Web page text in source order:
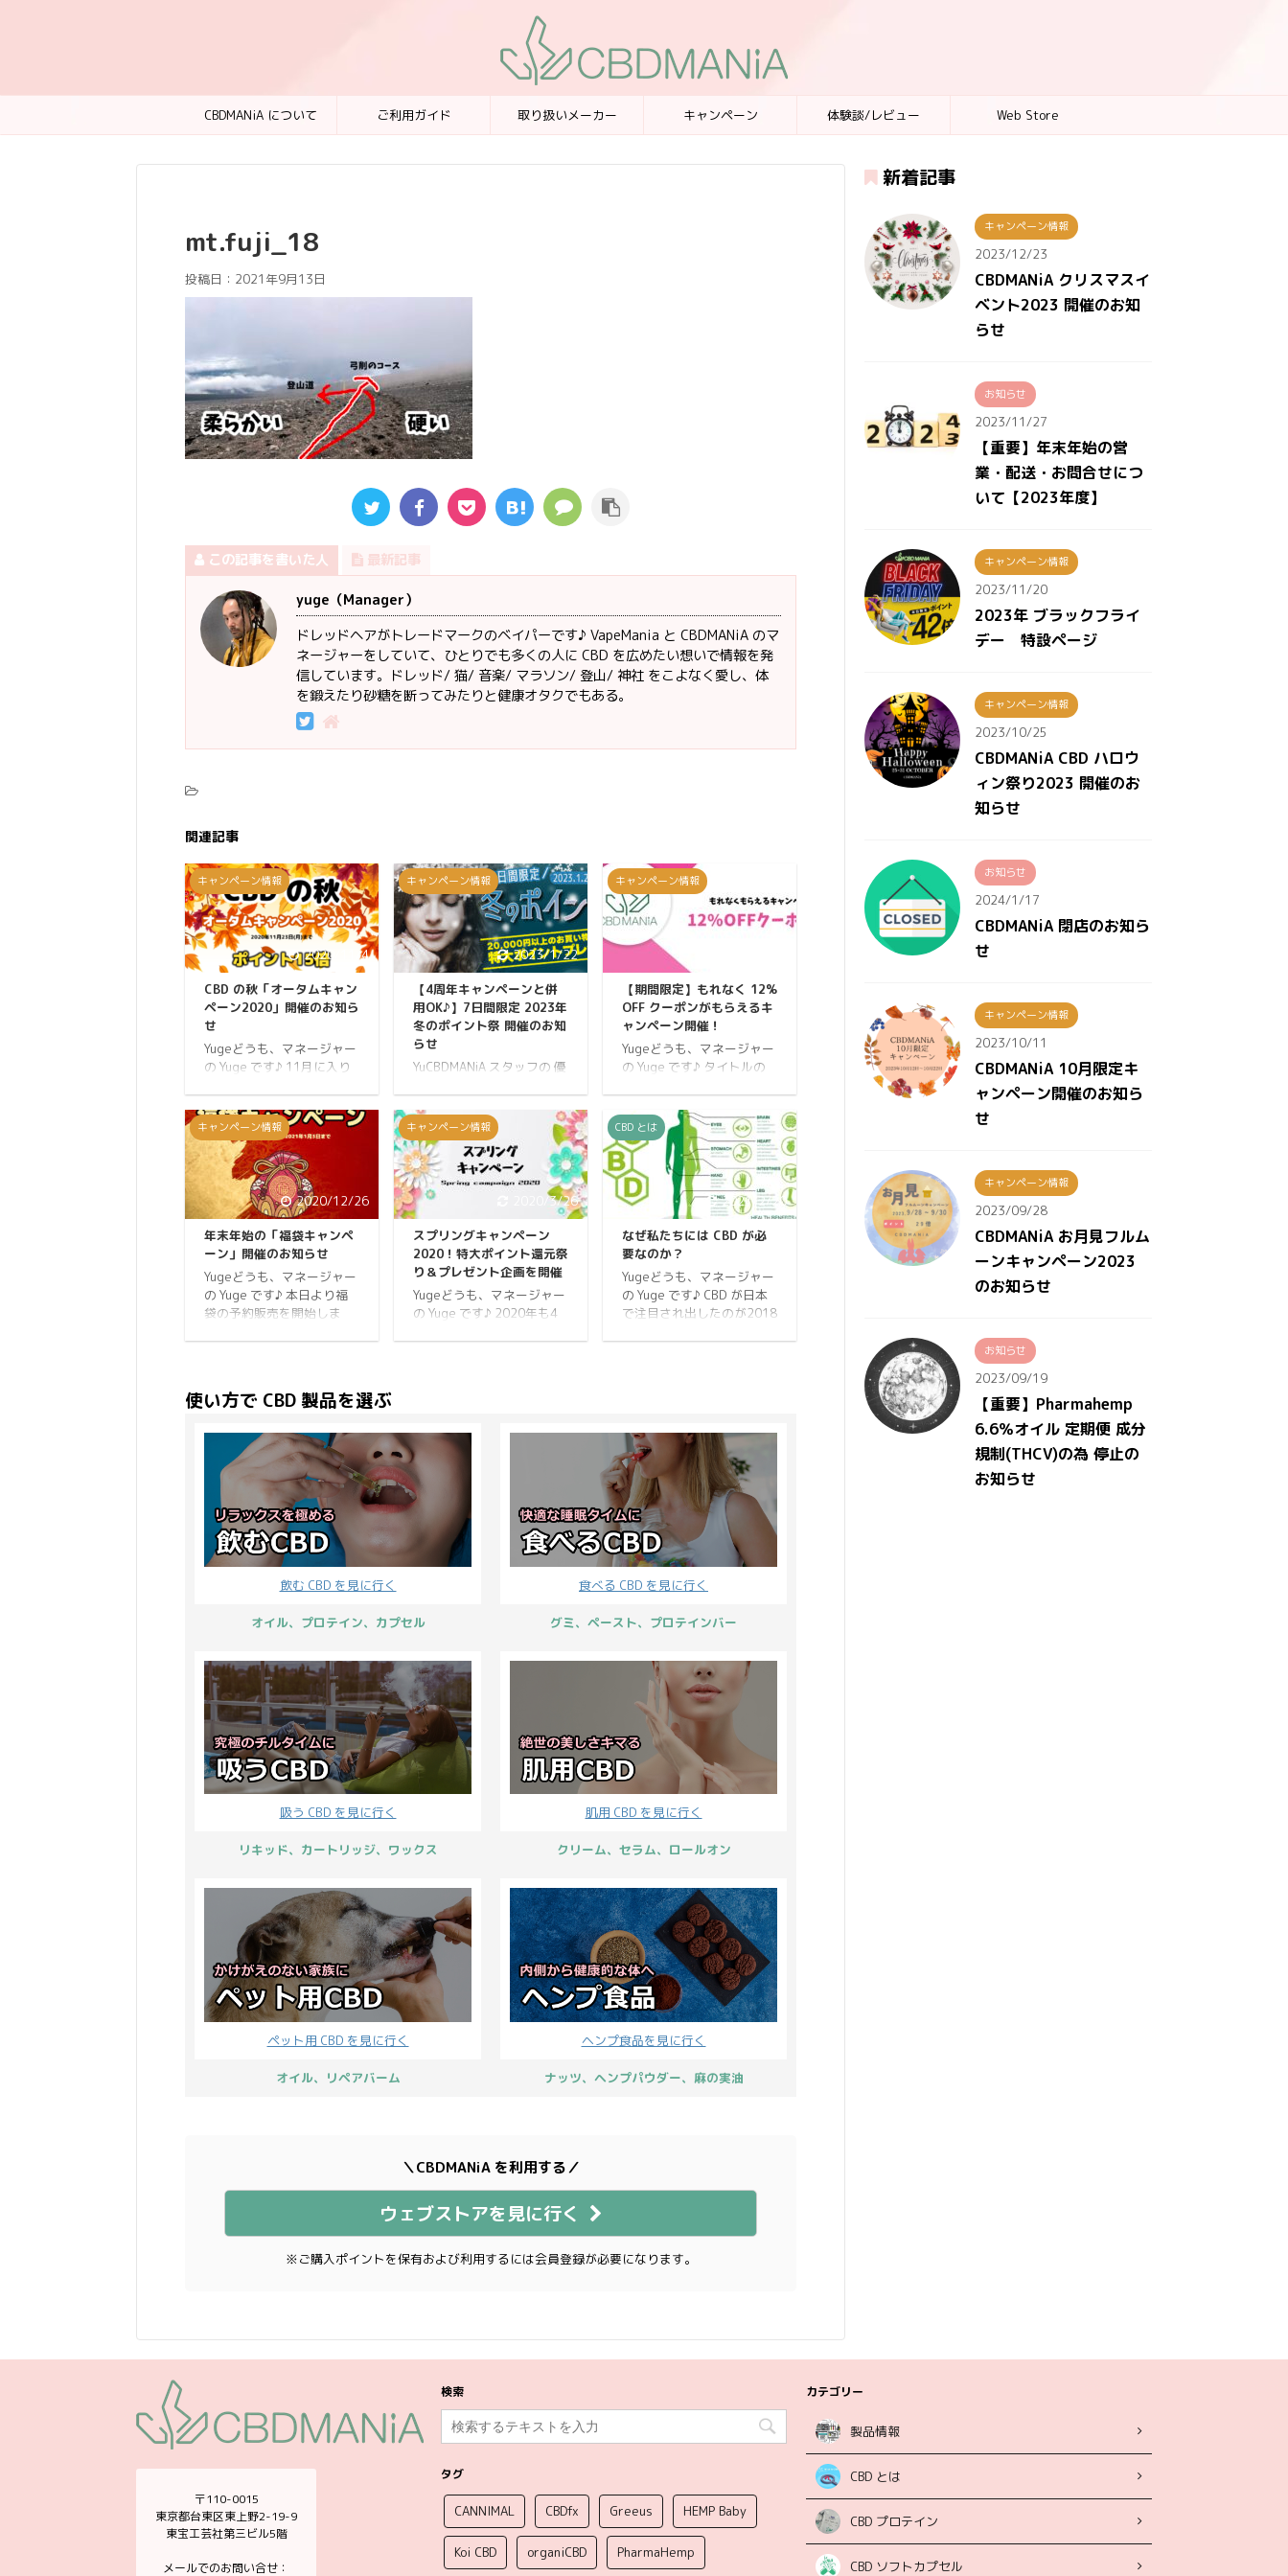
CBDMANiA について ご利用ガイド 取り扱いメーカー キャンペーン 体験談/レビュー Web Store
mt.fuji_18
投稿日： 2021年9月13日
この記事を書いた人 最新記事
yuge（Manager）
ドレッドヘアがトレードマークのベイパーです♪ VapeMania と CBDMANiA のマ
ネージャーをしていて、ひとりでも多くの人に CBD を広めたい想いで情報を発
信しています。ドレッド/ 猫/ 音楽/ マラソン/ 登山/ 神社 をこよなく愛し、体
を鍛えたり砂糖を断ってみたりと健康オタクでもある。
関連記事
キャンペーン情報
2020/11/4
CBD の秋「オータムキャン
ペーン2020」開催のお知ら
せ
Yugeどうも、マネージャー
の Yuge です♪ 11月に入り
晴れた日の日中だけで、日
が暮れると風の冷たさが際
立つようになりました。 東
京では3年ぶりに木枯らし1
号が吹いたと発表され、空
気もだいぶ乾燥してきたの
で外にいても屋内にいても
ツラいです。 そんなときに
CBD セラムがあなたの肌を
守ってくれます。 そこで
CBDMANiA では「CBD の
秋」と銘打ってオータムキ
ャンペーン2020を開催！
キャンペーン情報
2023/1/22
【4周年キャンペーンと併
用OK♪】7日間限定 2023年
冬のポイント祭 開催のお知
らせ
YuCBDMANiA スタッフの 優
が厳しくなる大寒（だいか
ん）の時期に、とっても嬉
しい 7日間限定！2023年冬
のポイント祭を開催いたし
ます♪ このポイント祭は、
現在開催している
CBDMANiA 4周年記念 第2
弾キャンペーンと併用する
ことができます！ まずは4
周年記念 第2弾キャンペー
ンの内容をざっとご確認く
ださい。 このブログの通
り、2023年1月31日まで
キャンペーン情報
【期間限定】もれなく 12%
OFF クーポンがもらえるキ
ャンペーン開催！
Yugeどうも、マネージャー
の Yuge です♪ タイトルの
げます。 無条件で 12%
OFF となるクーポンの配布
は CBDMANiA 史上初！ あ
なたのお好きなタイミング
で CBDMANiA の全商品が
12% OFF でご購入いただけ
ますよ。 それでは開催概要
を説明いたします。 開催概
要 開催期間 2019年11月1
日(金)12:00から11月30日
(土)00:00まで。 ※開催期
間内での決済完了が対象と
なります。 ※銀行振込は開
キャンペーン情報
2020/12/26
年末年始の「福袋キャンペ
ーン」開催のお知らせ
Yugeどうも、マネージャー
の Yuge です♪ 本日より福
袋の予約販売を開始しま
の詳細をお伝えします。 開
12月26日(土)から2021年1
月3日(日)23:59まで。 ※開
催期間内でのご注文が対象
となります。 上記の期間で
予約を受け付けて、2021年
1月4日から順次発送予定で
す。 続いてポイントについ
て。 ポイント8倍 小計に対
して 8% 分のポイントが付
キャンペーン情報
2020/3/26
スプリングキャンペーン
2020！特大ポイント還元祭
り＆プレゼント企画を開催
Yugeどうも、マネージャー
の Yuge です♪ 2020年も4
く変わる人も僕のように普
段と変わらぬ生活を送って
いる人にも等しく春はやっ
てきます。 どんな状況でも
CBD 製品は「変化」にも
「不変」にも役立ち、僕た
ちの生活を支えてくれるも
の。 そこで CBDMANiA で
たく思い、スプリングキャ
CBD とは
2021/2/20
なぜ私たちには CBD が必
要なのか？
Yugeどうも、マネージャー
の Yuge です♪ CBD が日本
で注目され出したのが2018
大いに盛り上がっていま
す。 CBD 製品の選択肢が増
えるというのは、私たちに
とって喜ばしいことですよ
ね。 何故なら、それだけ多
くの悩みを解決へと導いて
いくことができるから。 そ
こで重要となるのが 内因性
ないいんせいカンナビノイ
しい言葉 ...
使い方で CBD 製品を選ぶ
飲む CBD を見に行く
オイル、プロテイン、カプセル
吸う CBD を見に行く
リキッド、カートリッジ、ワックス
ペット用 CBD を見に行く
オイル、リペアバーム
食べる CBD を見に行く
グミ、ペースト、プロテインバー
肌用 CBD を見に行く
クリーム、セラム、ロールオン
ヘンプ食品を見に行く
ナッツ、ヘンプパウダー、麻の実油
＼CBDMANiA を利用する／
ウェブストアを見に行く
※ご購入ポイントを保有および利用するには会員登録が必要になります。
新着記事
キャンペーン情報
2023/12/23
CBDMANiA クリスマスイ
ベント2023 開催のお知
らせ
お知らせ
2023/11/27
【重要】年末年始の営
業・配送・お問合せにつ
いて【2023年度】
キャンペーン情報
2023/11/20
2023年 ブラックフライ
デー 特設ページ
キャンペーン情報
2023/10/25
CBDMANiA CBD ハロウ
ィン祭り2023 開催のお
知らせ
お知らせ
2024/1/17
CBDMANiA 閉店のお知ら
せ
キャンペーン情報
2023/10/11
CBDMANiA 10月限定キ
ャンペーン開催のお知ら
せ
キャンペーン情報
2023/09/28
CBDMANiA お月見フルム
ーンキャンペーン2023
のお知らせ
お知らせ
2023/09/19
【重要】Pharmahemp
6.6％オイル 定期便 成分
規制(THCV)の為 停止の
お知らせ
検索
タグ
CANNIMAL CBDfx Greeus HEMP Baby
Koi CBD organiCBD PharmaHemp
カテゴリー
製品情報
CBD とは
CBD プロテイン
CBD ソフトカプセル
〒110-0015
東京都台東区東上野2-19-9
東宝工芸社第三ビル5階
メールでのお問い合せ：